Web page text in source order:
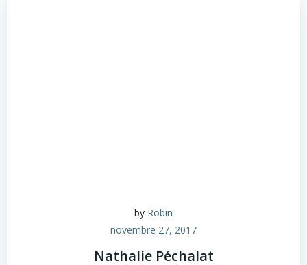
by Robin
novembre 27, 2017
Nathalie Péchalat